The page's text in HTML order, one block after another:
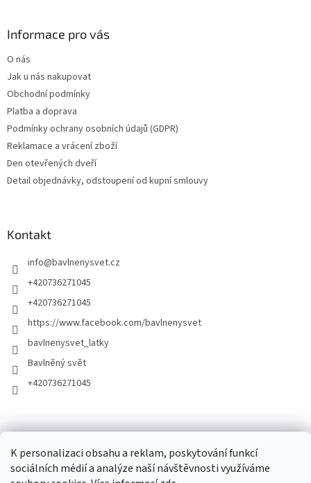
K personalizaci obsahu a reklam, poskytování funkcí
sociálních médií a analýze naší návštěvnosti využíváme
Informace pro vás
O nás
Jak u nás nakupovat
Obchodní podmínky
Platba a doprava
Podmínky ochrany osobních údajů (GDPR)
Reklamace a vrácení zboží
Den otevřených dveří
Detail objednávky, odstoupení od kupní smlouvy
Kontakt
info@bavlnenysvet.cz
+420736271045
+420736271045
https://www.facebook.com/bavlnenysvet
bavlnenysvet_latky
Bavlněný svět
+420736271045